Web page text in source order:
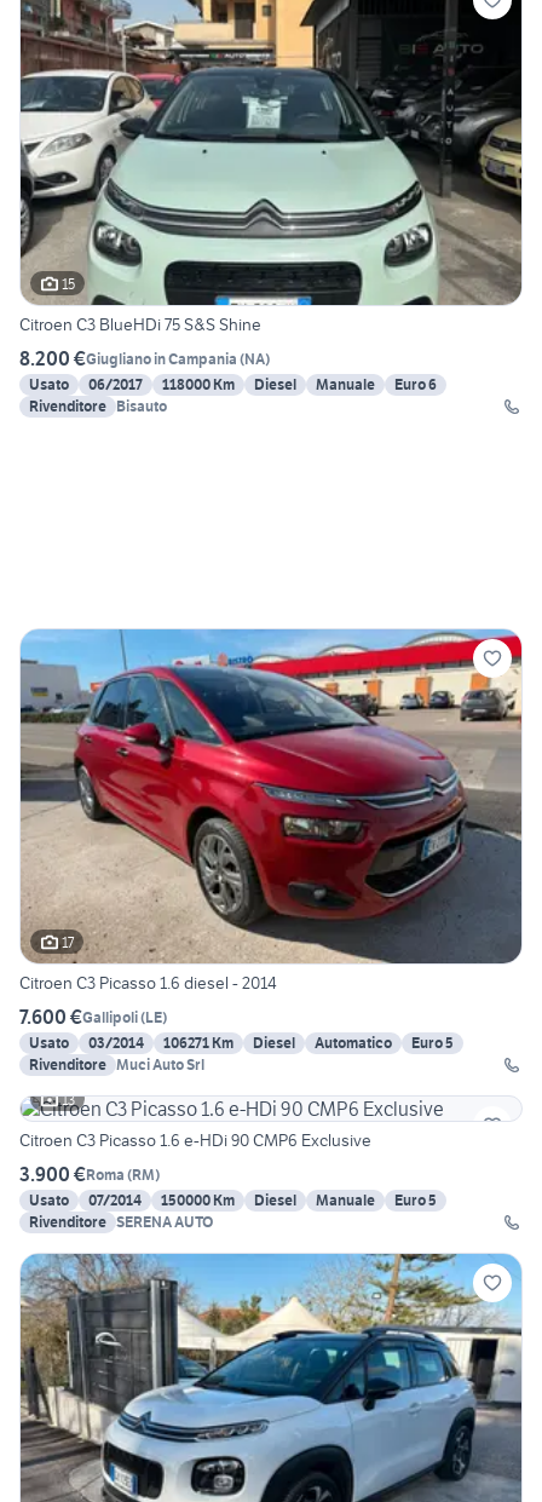
15
Citroen C3 BlueHDi 75 S&S Shine
8.200 €Giugliano in Campania (NA)
Usato
06/2017 118000 Km Diesel Manuale
Euro 6
Rivenditore Bisauto
17
Citroen C3 Picasso 1.6 diesel - 2014
7.600 €Gallipoli(LE)
Usato
03/2014 106271 Km Diesel Automatico
Euro 5
Rivenditore Muci Auto Srl
13
Citroen C3 Picasso 1.6 e-HDi 90 CMP6 Exclusive
3.900 €Roma (RM)
Usato
07/2014 150000 Km Diesel Manuale
Euro 5
Rivenditore SERENA AUTO